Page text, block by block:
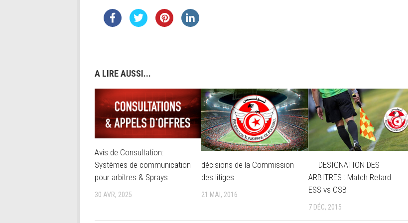
A LIRE AUSSI...
Avis de Consultation:
Systèmes de communication
pour arbitres & Sprays
30 AVR, 2025
décisions de la Commission
des litiges
21 MAI, 2016
DESIGNATION DES
ARBITRES : Match Retard
ESS vs OSB
7 DÉC, 2015